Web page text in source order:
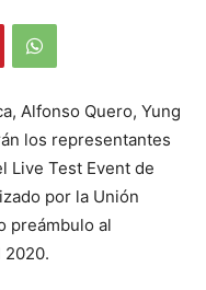
Alfonso Quero, Yung
los representantes
Live Test Event de
por la Unión
preámbulo al
2020.